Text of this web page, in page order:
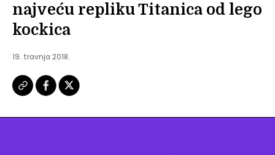
najveću repliku Titanica od lego
kockica
19. travnja 2018.